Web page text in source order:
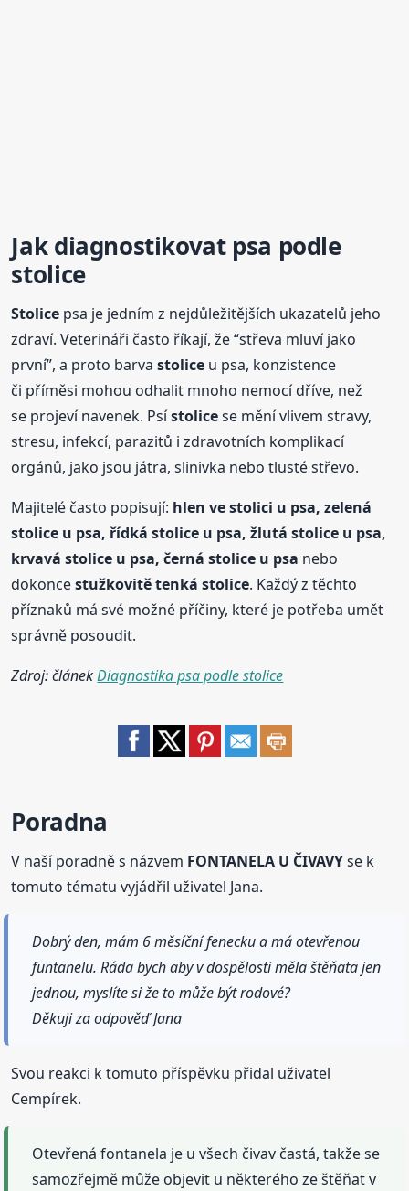
Jak diagnostikovat psa podle
stolice
Stolice psa je jedním z nejdůležitějších ukazatelů jeho
zdraví. Veterináři často říkají, že “střeva mluví jako
první”, a proto barvastolice u psa, konzistence
či příměsi mohou odhalit mnoho nemocí dříve, než
se projeví navenek. Psístolicese mění vlivem stravy,
stresu, infekcí, parazitů i zdravotních komplikací
orgánů, jako jsou játra, slinivka nebo tlusté střevo.
Majitelé často popisují: hlen ve stolici u psa, zelená
stolice u psa, řídkástolice u psa, žlutástolice u psa,
krvavástolice u psa, černástolice u psa nebo
dokoncestužkovitě tenkástolice. Každý z těchto
příznaků má své možné příčiny, které je potřeba umět
správně posoudit.
Zdroj: článekDiagnostika psa podle stolice
Poradna
V naší poradně s názvem FONTANELA U ČIVAVYse k
tomuto tématu vyjádřil uživatel Jana.
Dobrý den, mám 6 měsíční fenecku a má otevřenou
funtanelu. Ráda bych aby v dospělosti měla štěňata jen
jednou, myslíte si že to může být rodové?
Děkuji za odpověď Jana
Svou reakci k tomuto příspěvku přidal uživatel
Cempírek.
Otevřená fontanela je u všech čivav častá, takže se
samozřejmě může objevit u některého ze štěňat v